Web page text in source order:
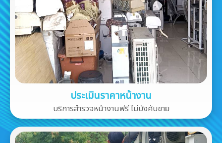
ประเมินราคาหน้างาน
บริการสำรวจหน้างานฟรี ไม่บังคับขาย